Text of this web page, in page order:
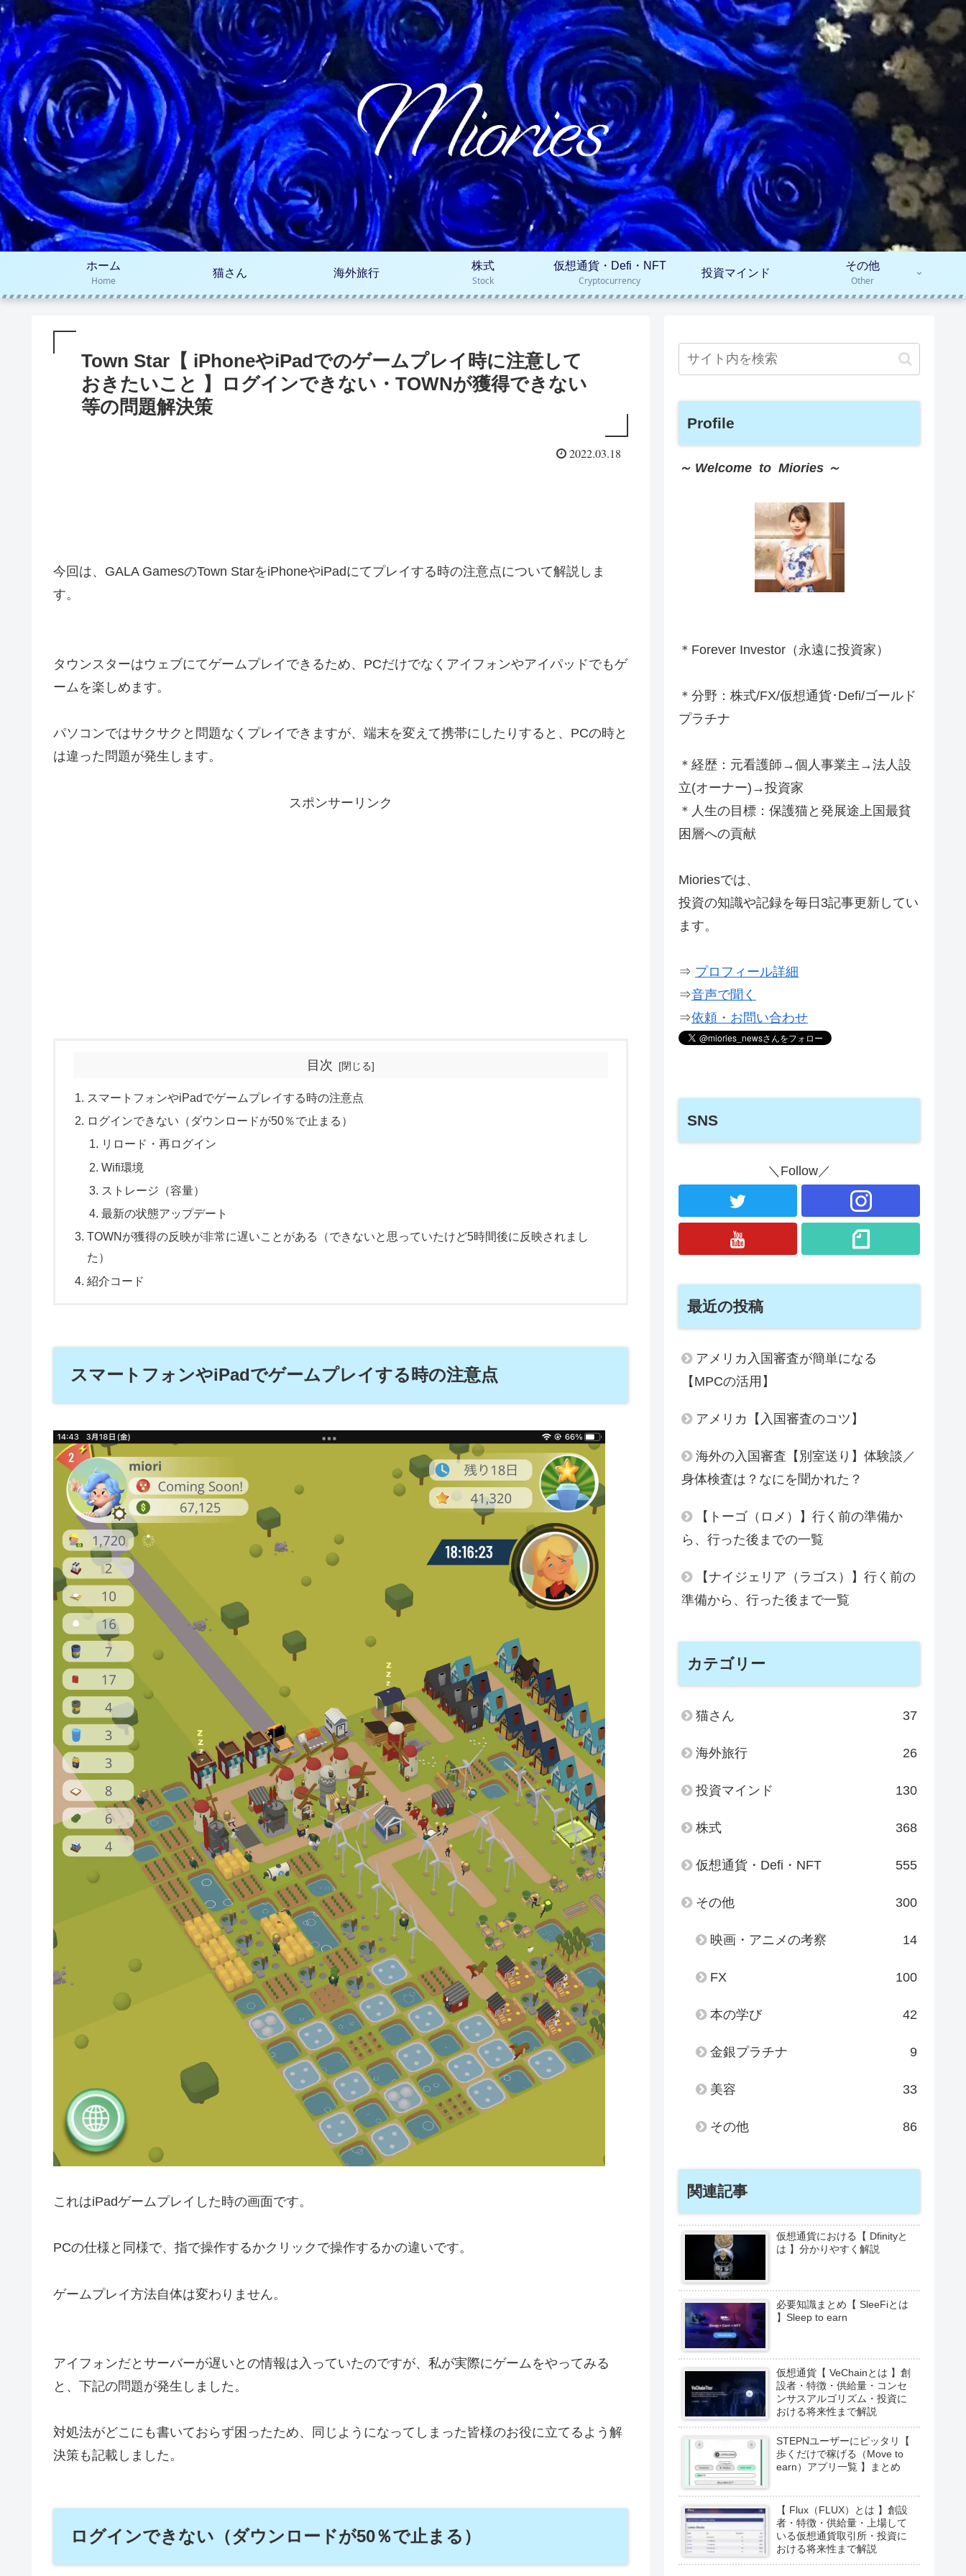
ホーム
Home
猫さん 海外旅行
株式
Stock
仮想通貨・Defi・NFT
Cryptocurrency
投資マインド
その他
Other
Town Star【 iPhoneやiPadでのゲームプレイ時に注意して
おきたいこと 】ログインできない・TOWNが獲得できない
等の問題解決策
2022.03.18
今回は、GALA GamesのTown StarをiPhoneやiPadにてプレイする時の注意点について解説しま
す。
タウンスターはウェブにてゲームプレイできるため、PCだけでなくアイフォンやアイパッドでもゲ
ームを楽しめます。
パソコンではサクサクと問題なくプレイできますが、端末を変えて携帯にしたりすると、PCの時と
は違った問題が発生します。
スポンサーリンク
目次
スマートフォンやiPadでゲームプレイする時の注意点
ログインできない（ダウンロードが50％で止まる）
リロード・再ログイン
Wifi環境
ストレージ（容量）
最新の状態アップデート
TOWNが獲得の反映が非常に遅いことがある（できないと思っていたけど5時間後に反映されまし
た）
紹介コード
スマートフォンやiPadでゲームプレイする時の注意点
これはiPadゲームプレイした時の画面です。
PCの仕様と同様で、指で操作するかクリックで操作するかの違いです。
ゲームプレイ方法自体は変わりません。
アイフォンだとサーバーが遅いとの情報は入っていたのですが、私が実際にゲームをやってみる
と、下記の問題が発生しました。
対処法がどこにも書いておらず困ったため、同じようになってしまった皆様のお役に立てるよう解
決策も記載しました。
ログインできない（ダウンロードが50％で止まる）
Profile
～ Welcome to Miories ～
＊Forever Investor （永遠に投資家）
＊分野：株式/FX/仮想通貨･Defi/ゴールド
プラチナ
＊経歴：元看護師→個人事業主→法人設
立(オーナー)→投資家
＊人生の目標：保護猫と発展途上国最貧
困層への貢献
Mioriesでは、
投資の知識や記録を毎日3記事更新してい
ます。
⇒ プロフィール詳細
⇒音声で聞く
⇒依頼・お問い合わせ
SNS
＼Follow／
最近の投稿
アメリカ入国審査が簡単になる
【MPCの活用】
アメリカ【入国審査のコツ】
海外の入国審査【別室送り】体験談／
身体検査は？なにを聞かれた？
【トーゴ（ロメ）】行く前の準備か
ら、行った後までの一覧
【ナイジェリア（ラゴス）】行く前の
準備から、行った後まで一覧
カテゴリー
猫さん 37
海外旅行 26
投資マインド 130
株式 368
仮想通貨・Defi・NFT 555
その他 300
映画・アニメの考察 14
FX 100
本の学び 42
金銀プラチナ 9
美容 33
その他 86
関連記事
仮想通貨における【 Dfinityと
は 】分かりやすく解説
必要知識まとめ【 SleeFiとは
】Sleep to earn
仮想通貨【 VeChainとは 】創
設者・特徴・供給量・コンセ
ンサスアルゴリズム・投資に
おける将来性まで解説
STEPNユーザーにピッタリ【
歩くだけで稼げる（Move to
earn）アプリ一覧 】まとめ
【 Flux（FLUX）とは 】創設
者・特徴・供給量・上場して
いる仮想通貨取引所・投資に
おける将来性まで解説